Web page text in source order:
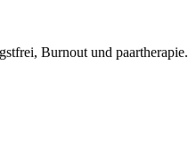
Burnout und paartherapie.